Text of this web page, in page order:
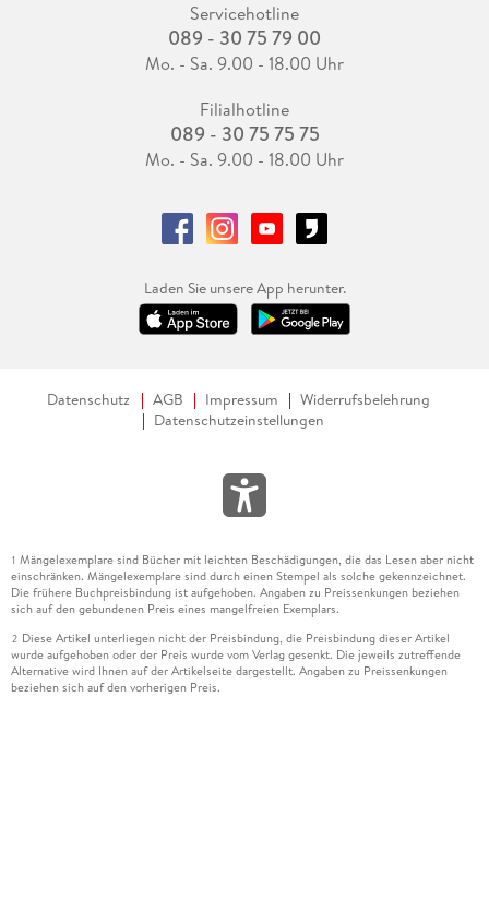
Servicehotline
089 - 30 75 79 00
Mo. - Sa. 9.00 - 18.00 Uhr
Filialhotline
089 - 30 75 75 75
Mo. - Sa. 9.00 - 18.00 Uhr
Laden Sie unsere App herunter.
Datenschutz AGB Impressum
Widerrufsbelehrung
Datenschutzeinstellungen
1 Mängelexemplare sind Bücher mit leichten Beschädigungen, die das Lesen aber nicht
einschränken. Mängelexemplare sind durch einen Stempel als solche gekennzeichnet.
Die frühere Buchpreisbindung ist aufgehoben. Angaben zu Preissenkungen beziehen
sich auf den gebundenen Preis eines mangelfreien Exemplars.
2 Diese Artikel unterliegen nicht der Preisbindung, die Preisbindung dieser Artikel
wurde aufgehoben oder der Preis wurde vom Verlag gesenkt. Die jeweils zutreffende
Alternative wird Ihnen auf der Artikelseite dargestellt. Angaben zu Preissenkungen
beziehen sich auf den vorherigen Preis.